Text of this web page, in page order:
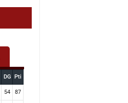
DG Pti
54 87